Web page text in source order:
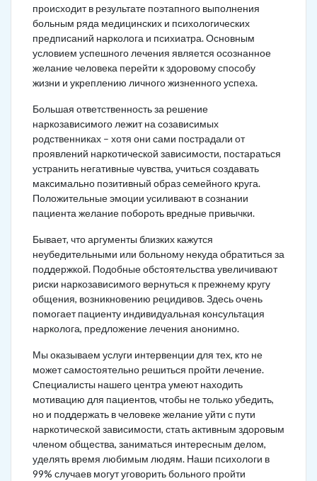
происходит в результате поэтапного выполнения
больным ряда медицинских и психологических
предписаний нарколога и психиатра. Основным
условием успешного лечения является осознанное
желание человека перейти к здоровому способу
жизни и укреплению личного жизненного успеха.
Большая ответственность за решение
наркозависимого лежит на созависимых
родственниках – хотя они сами пострадали от
проявлений наркотической зависимости, постараться
устранить негативные чувства, учиться создавать
максимально позитивный образ семейного круга.
Положительные эмоции усиливают в сознании
пациента желание побороть вредные привычки.
Бывает, что аргументы близких кажутся
неубедительными или больному некуда обратиться за
поддержкой. Подобные обстоятельства увеличивают
риски наркозависимого вернуться к прежнему кругу
общения, возникновению рецидивов. Здесь очень
помогает пациенту индивидуальная консультация
нарколога, предложение лечения анонимно.
Мы оказываем услуги интервенции для тех, кто не
может самостоятельно решиться пройти лечение.
Специалисты нашего центра умеют находить
мотивацию для пациентов, чтобы не только убедить,
но и поддержать в человеке желание уйти с пути
наркотической зависимости, стать активным здоровым
членом общества, заниматься интересным делом,
уделять время любимым людям. Наши психологи в
99% случаев могут уговорить больного пройти